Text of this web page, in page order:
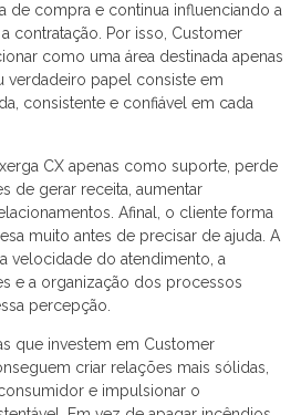
de compra e continua influenciando a
contratação. Por isso, Customer
como uma área destinada apenas
verdadeiro papel consiste em
consistente e confiável em cada
CX apenas como suporte, perde
de gerar receita, aumentar
Afinal, o cliente forma
muito antes de precisar de ajuda. A
velocidade do atendimento, a
e a organização dos processos
percepção.
que investem em Customer
criar relações mais sólidas,
e impulsionar o